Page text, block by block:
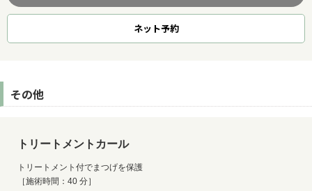
ネット予約
その他
トリートメントカール
トリートメント付でまつげを保護
［施術時間：40 分］